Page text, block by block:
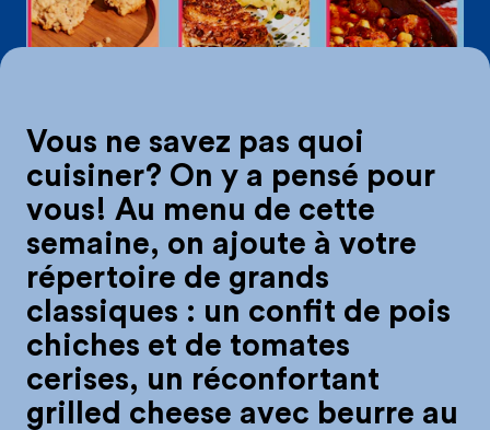
Vous ne savez pas quoi
cuisiner? On y a pensé pour
vous! Au menu de cette
semaine, on ajoute à votre
répertoire de grands
classiques : un confit de pois
chiches et de tomates
cerises, un réconfortant
grilled cheese avec beurre au